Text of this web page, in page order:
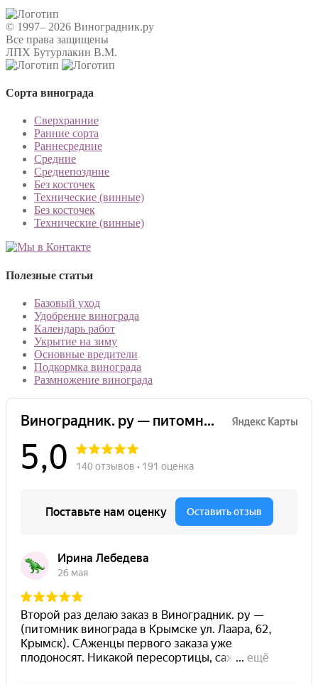
© 1997– 2026 Виноградник.ру
Все права защищены
ЛПХ Бутурлакин В.М.
Сорта винограда
Сверхранние
Ранние сорта
Раннесредние
Средние
Среднепоздние
Без косточек
Технические (винные)
Без косточек
Технические (винные)
Полезные статьи
Базовый уход
Удобрение винограда
Календарь работ
Укрытие на зиму
Основные вредители
Подкормка винограда
Размножение винограда